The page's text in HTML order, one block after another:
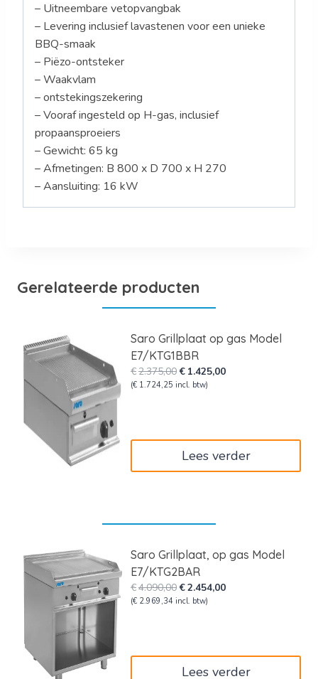
– Uitneembare vetopvangbak
– Levering inclusief lavastenen voor een unieke
BBQ-smaak
– Piëzo-ontsteker
– Waakvlam
– ontstekingszekering
– Vooraf ingesteld op H-gas, inclusief
propaansproeiers
– Gewicht: 65 kg
– Afmetingen: B 800 x D 700 x H 270
– Aansluiting: 16 kW
Gerelateerde producten
Saro Grillplaat op gas Model
E7/KTG1BBR
€2.375,00Oorspronkelijke
prijs
€ 1.425,00Huidige
(€ 1.724,25 incl. btw)
Lees verder
Saro Grillplaat, op gas Model
E7/KTG2BAR
€4.090,00Oorspronkelijke
prijs
€2.454,00Huidige
(€ 2.969,34 incl. btw)
Lees verder